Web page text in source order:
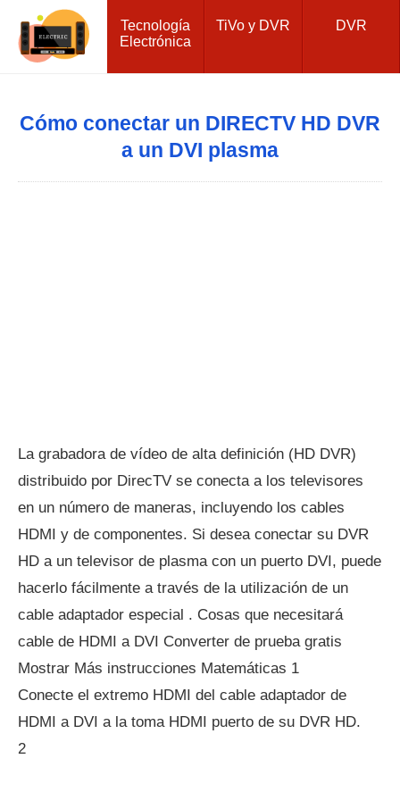
Tecnología
Electrónica
TiVo y DVR DVR
Cómo conectar un DIRECTV HD DVR
a un DVI plasma
La grabadora de vídeo de alta definición (HD DVR)
distribuido por DirecTV se conecta a los televisores
en un número de maneras, incluyendo los cables
HDMI y de componentes. Si desea conectar su DVR
HD a un televisor de plasma con un puerto DVI, puede
hacerlo fácilmente a través de la utilización de un
cable adaptador especial . Cosas que necesitará
cable de HDMI a DVI Converter de prueba gratis
Mostrar Más instrucciones Matemáticas 1
Conecte el extremo HDMI del cable adaptador de
HDMI a DVI a la toma HDMI puerto de su DVR HD.
2